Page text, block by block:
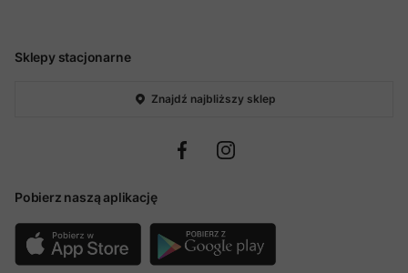
Sklepy stacjonarne
Znajdź najbliższy sklep
Pobierz naszą aplikację